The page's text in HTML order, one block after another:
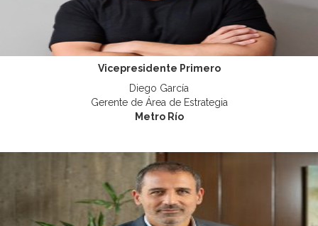
Vicepresidente Primero
Diego García
Gerente de Área de Estrategia
Metro Río